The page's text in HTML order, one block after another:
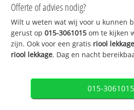
Offerte of advies nodig?
Wilt u weten wat wij voor u kunnen
gerust op015-3061015 om te kijken
zijn. Ook voor een gratis riool lekkage
riool lekkage. Dag en nacht
015-3061015